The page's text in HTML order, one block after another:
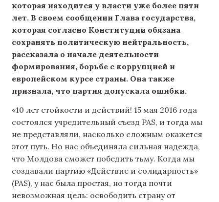
которая находится у власти уже более пяти
лет. В своем сообщении Глава государства,
которая согласно Конституции обязана
сохранять политическую нейтральность,
рассказала о начале деятельности
формирования, борьбе с коррупцией и
европейском курсе страны. Она также
признала, что партия допускала ошибки.
«10 лет стойкости и действий! 15 мая 2016 года
состоялся учредительный съезд PAS, и тогда мы
не представляли, насколько сложным окажется
этот путь. Но нас объединяла сильная надежда,
что Молдова сможет победить тьму. Когда мы
создавали партию «Действие и солидарность»
(PAS), у нас была простая, но тогда почти
невозможная цель: освободить страну от